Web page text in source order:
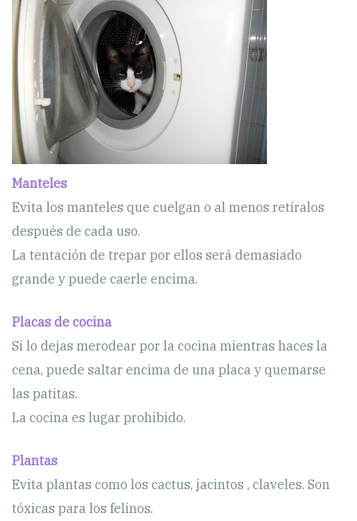
Manteles
Evita los manteles que cuelgan o al menos retíralos
después de cada uso.
La tentación de trepar por ellos será demasiado
grande y puede caerle encima.
Placas de cocina
Si lo dejas merodear por la cocina mientras haces la
cena, puede saltar encima de una placa y quemarse
las patitas.
La cocina es lugar prohibido.
Plantas
Evita plantas como los cactus, jacintos , claveles. Son
tóxicas para los felinos.